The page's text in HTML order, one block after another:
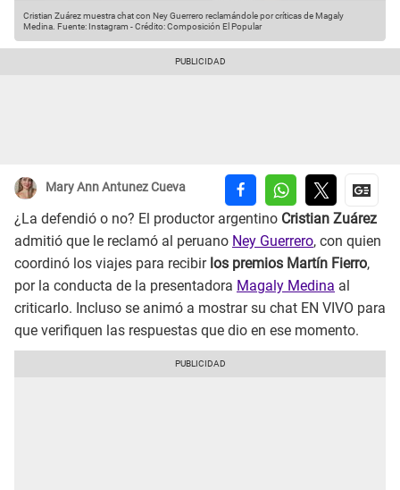
Cristian Zuárez muestra chat con Ney Guerrero reclamándole por críticas de Magaly
Medina. Fuente: Instagram -Crédito: Composición El Popular
Mary Ann Antunez Cueva
¿La defendió o no? El productor argentino Cristian Zuárez
admitió que le reclamó al peruano Ney Guerrero, con quien
coordinó los viajes para recibirlos premios Martín Fierro,
por la conducta de la presentadora Magaly Medina al
criticarlo. Incluso se animó a mostrar su chat EN VIVO para
que verifiquen las respuestas que dio en ese momento.